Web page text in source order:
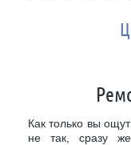
Как только вы
не так, сразу